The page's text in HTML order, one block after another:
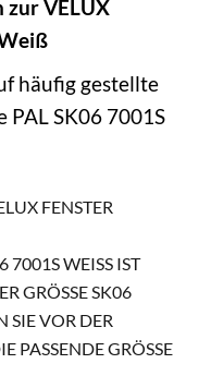
zur VELUX
häufig gestellte
PAL SK06 7001S
FENSTER
WEISS IST S
SK06 KO
VOR DER BE
GRÖSSE HAT